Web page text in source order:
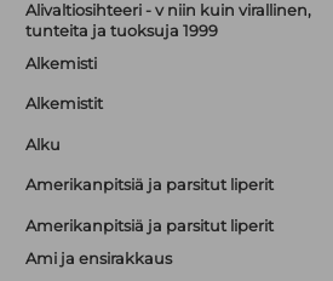
Alivaltiosihteeri - v niin kuin virallinen,
tunteita ja tuoksuja 1999
Alkemisti
Alkemistit
Alku
Amerikanpitsiä ja parsitut liperit
Amerikanpitsiä ja parsitut liperit
Ami ja ensirakkaus